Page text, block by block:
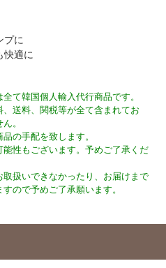
プに
快適に
て韓国個人輸入代行商品です。
送料、関税等が全て含まれてお
。
の手配を致します。
性もございます。予めご了承くだ
扱いできなかったり、お届けまで
ので予めご了承願います。